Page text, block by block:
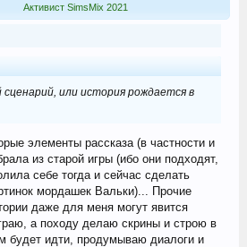
Активист SimsMix 2021
или история рождается в
элементы рассказа (в частности и
из старой игры (ибо они подходят,
себе тогда и сейчас сделать
мордашек Вальки)... Прочие
даже для меня могут явится
а походу делаю скрины и строю в
будет идти, продумываю диалоги и